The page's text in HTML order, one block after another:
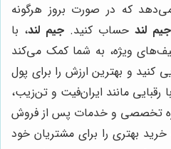
که در صورت بروز هرگونه
جیم لند حساب کنید. جیم لند، با
ویژه، به شما کمک می‌کند
کنید و بهترین ارزش را برای پول
رقبایی مانند ایران‌فیت و تن‌زیب،
تخصصی و خدمات پس از فروش
بهتری را برای مشتریان خود